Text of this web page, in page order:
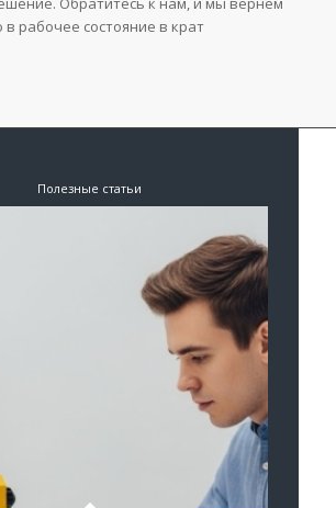
в рабочее состояние в крат
Полезные статьи